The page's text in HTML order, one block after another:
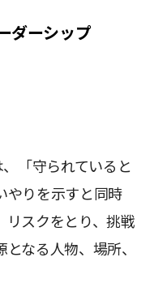
ダーシップ
「守られていると
やりを示すと同時
リスクをとり、挑戦
なる人物、場所、